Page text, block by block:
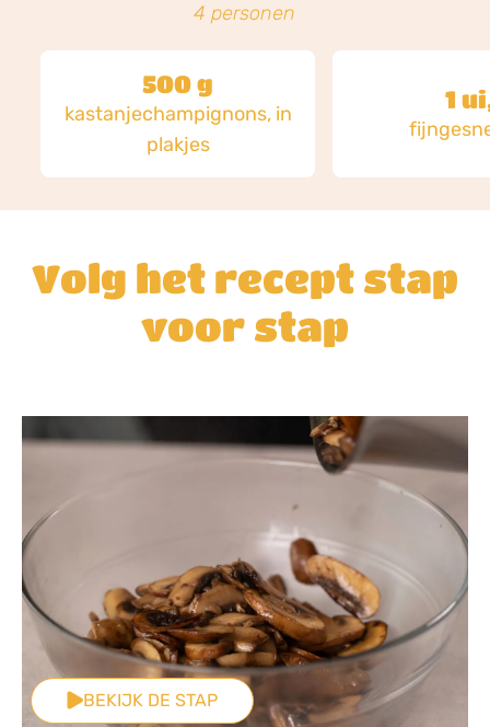
4 personen
500 g
kastanjechampignons, in
plakjes
1
Volg het recept stap
voor stap
BEKIJK DE STAP